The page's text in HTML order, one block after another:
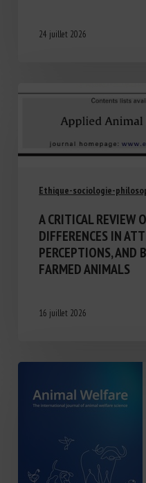
24 juillet 2026
Ethique-sociologie-
A CRITICAL REVIEW
DIFFERENCES IN
PERCEPTIONS, AND
FARMED ANIMALS
16 juillet 2026